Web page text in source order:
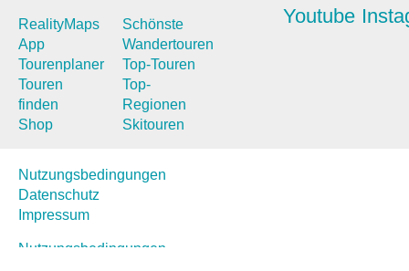
RealityMaps
App
Tourenplaner
Touren
finden
Shop
Schönste
Wandertouren
Top-Touren
Top-
Regionen
Skitouren
Youtube
Nutzungsbedingungen
Datenschutz
Impressum
Nutzungsbedingungen